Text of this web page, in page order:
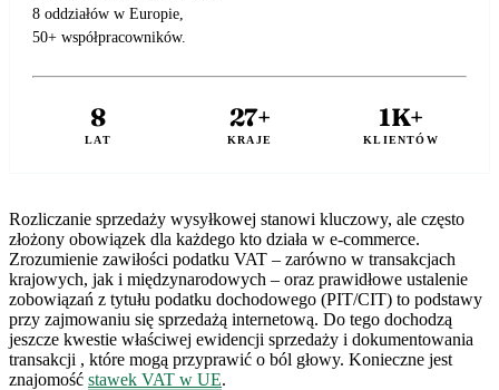
8 oddziałów w Europie,
50+ współpracowników.
8
LAT
27+
KRAJE
1K+
KLIENTÓW
Rozliczanie sprzedaży wysyłkowej stanowi kluczowy, ale często
złożony obowiązek dla każdego kto działa w e-commerce.
Zrozumienie zawiłości podatku VAT – zarówno w transakcjach
krajowych, jak i międzynarodowych – oraz prawidłowe ustalenie
zobowiązań z tytułu podatku dochodowego (PIT/CIT) to podstawy
przy zajmowaniu się sprzedażą internetową. Do tego dochodzą
jeszcze kwestie właściwej ewidencji sprzedaży i dokumentowania
transakcji , które mogą przyprawić o ból głowy. Konieczne jest
znajomość stawek VAT w UE.